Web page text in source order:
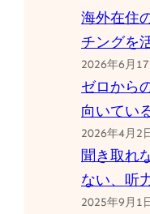
海外在住
チングを
2026年6月17
ゼロから
向いてい
2026年4月2
聞き取れ
ない、听
2025年9月1